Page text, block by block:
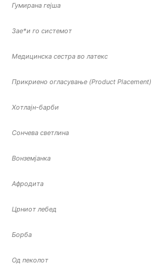
Гумирана гејша
Зае*и го системот
Медицинска сестра во латекс
Прикриено огласување (Product Placement)
Хотлајн-барби
Сончева светлина
Вонземјанка
Афродита
Црниот лебед
Борба
Од пеколот